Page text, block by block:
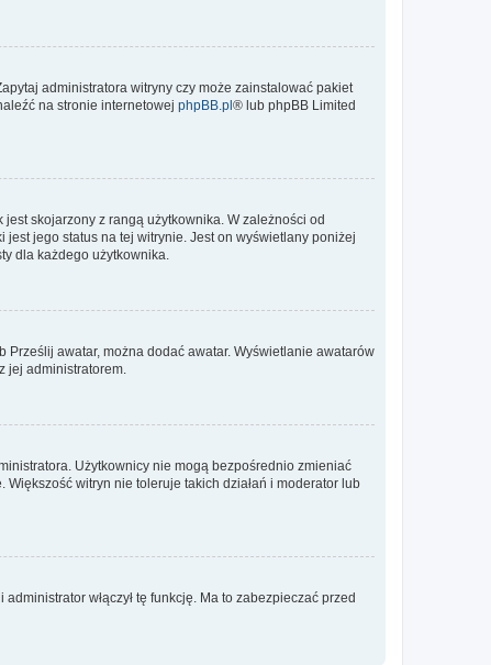
administratora witryny czy może zainstalować pakiet
na stronie internetowej phpBB.pl® lub phpBB Limited
skojarzony z rangą użytkownika. W zależności od
jego status na tej witrynie. Jest on wyświetlany poniżej
dla każdego użytkownika.
Prześlij awatar, można dodać awatar. Wyświetlanie awatarów
jej administratorem.
Użytkownicy nie mogą bezpośrednio zmieniać
witryn nie toleruje takich działań i moderator lub
włączył tę funkcję. Ma to zabezpieczać przed